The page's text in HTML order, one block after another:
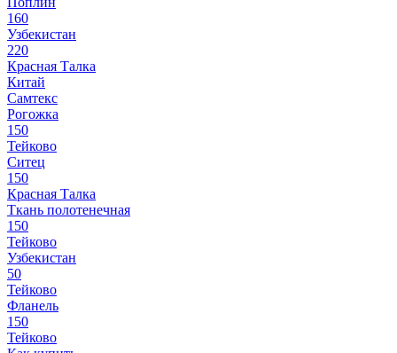
160
Узбекистан
220
Красная Талка
Китай
Самтекс
Рогожка
150
Тейково
Ситец
150
Красная Талка
Ткань полотенечная
150
Тейково
Узбекистан
50
Тейково
Фланель
150
Тейково